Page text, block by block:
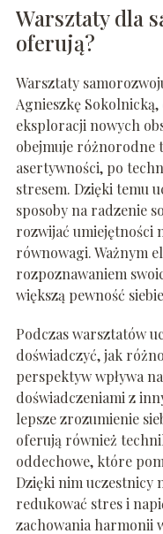
Warsztaty dla
oferują?
Warsztaty
Agnieszkę
eksploracji nowych
obejmuje różnorodne
asertywności, po
stresem. Dzięki temu
sposoby na radzenie
rozwijać umiejętności
równowagi. Ważnym
rozpoznawaniem
większą pewność
Podczas warsztatów
doświadczyć, jak
perspektyw wpływa
doświadczeniami z
lepsze zrozumienie
oferują również
oddechowe, które
Dzięki nim uczestnicy
redukować stres i
zachowania harmonii